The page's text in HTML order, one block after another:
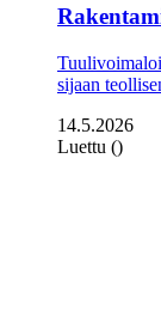
sijaan
14.5.2026
Luettu ()